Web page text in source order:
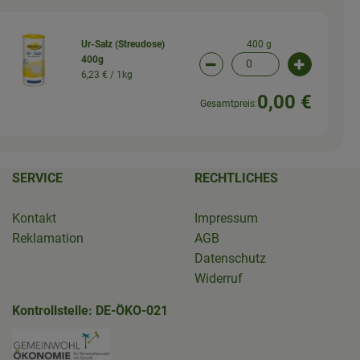
ändern
Ur-Salz (Streudose)
400g
6,23 € / 1kg
400 g
Artikelanzahl verringern
Gesamtpreis:0,00 €
SERVICE
Kontakt
Reklamation
RECHTLICHES
Impressum
AGB
Datenschutz
Widerruf
ueber-gruenland/nachhaltigkeit.html
Kontrollstelle: DE-ÖKO-021